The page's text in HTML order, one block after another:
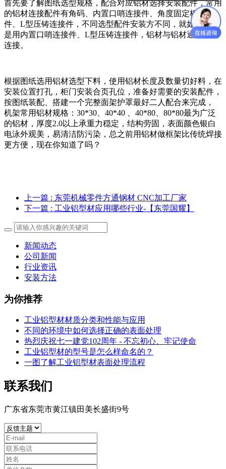
首先要了解图纸选型规格，配合对应铝材选择安装配件，常用
的铝材连接配件有角码、内置口哨连接件、角度固定板连接
件、L型压铸连接件，不同选型配件安装方不同，就如上图就
是用内置口哨连接件、L型压铸连接件，铝材与铝材通孔内置
连接。
根据图纸选用铝材选型下料，使用铝材长度及数量切好料，在
安装位置打孔，柜门安装合页孔位，准备好需要的安装配件，
按图纸装配、搭建一个完整面架护罩最好二人配合来完成，
机架常用铝材规格：30*30、40*40 、40*80、80*80最为广泛
的铝材，厚度2.0以上承重力穏定，结构劳固，表面颜色银白
电泳外观美，易清洁防污染，总之前用铝材做框架比传统焊接
更方便，现在你知道了吗？
上一篇 : 东莞机械零件方通钢材 CNC加工厂家
下一篇 : 工业铝型材应用哪些行业-【东莞国耀】
新闻动态
公司新闻
行业资讯
安装方法
为你推荐
工业铝型材材质分类和性能与应用
不同的环境中如何选择正确的表面处理
热烈庆祝七一建党102周年 - 不忘初心、牢记使命
工业铝型材的型号是怎么样命名的？
一图了解工业铝型材表面处理流程
联系我们
广东省东莞市黄江镇田美长盛街9号